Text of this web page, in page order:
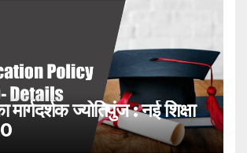
मार्गदर्शक ज्योतिपुंज : नई शिक्षा